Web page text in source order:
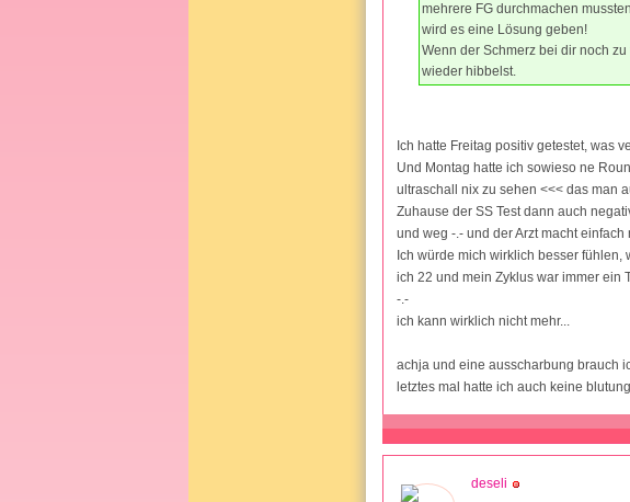
mehrere FG durchmachen
wird es eine Lösung geben!
Wenn der Schmerz bei dir noch
wieder hibbelst.
Ich hatte Freitag positiv getestet, was
Und Montag hatte ich sowieso ne
ultraschall nix zu sehen <<< das man
Zuhause der SS Test dann auch
und weg -.- und der Arzt macht
Ich würde mich wirklich besser
ich 22 und mein Zyklus war immer ein
-.-
ich kann wirklich nicht mehr...
achja und eine ausscharbung brauch
letztes mal hatte ich auch keine blutung
deseli